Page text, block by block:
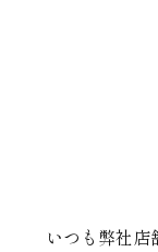
いつも弊社店